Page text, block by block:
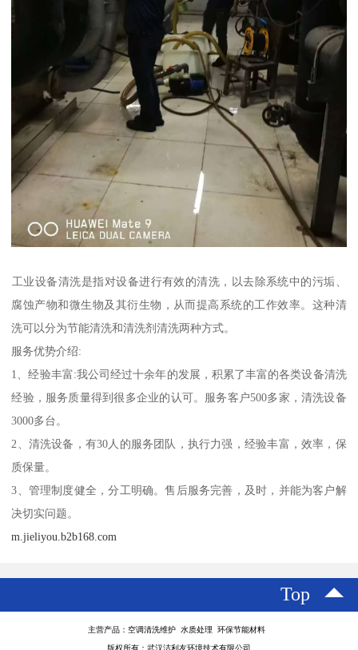
‌工业设备清洗‌是指对设备进行有效的清洗，以去除系统中的污垢、
腐蚀产物和微生物及其衍生物，从而提高系统的工作效率。这种清
洗可以分为节能清洗和清洗剂清洗两种方式。‌
服务优势介绍:
1、经验丰富:我公司经过十余年的发展，积累了丰富的各类设备清洗
经验，服务质量得到很多企业的认可。服务客户500多家，清洗设备
3000多台。
2、清洗设备，有30人的服务团队，执行力强，经验丰富，效率，保
质保量。
3、管理制度健全，分工明确。售后服务完善，及时，并能为客户解
决切实问题。
m.jieliyou.b2b168.com
Top
主营产品：空调清洗维护 水质处理 环保节能材料
版权所有：武汉洁利友环境技术有限公司